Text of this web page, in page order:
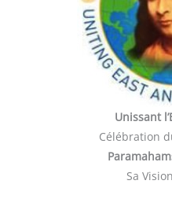
Unissant
Célébration
Sa